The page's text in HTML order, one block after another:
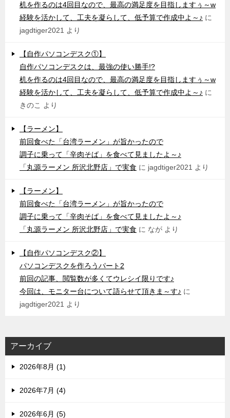
机を作るのは4回目なので、最高の満足度を目指しますぅ～w
経験を活かして、工夫を凝らして、低予算で作成中よ～♪ に
jagdtiger2021 より
【自作パソコンデスク①】
自作パソコンデスクは、最強の使い勝手!?
机を作るのは4回目なので、最高の満足度を目指しますぅ～w
経験を活かして、工夫を凝らして、低予算で作成中よ～♪ に
きのこ より
【ラーメン】
前回食べた「台湾ラーメン」が旨かったので
調子に乗って「辛肉そば」を食べて見ましたよ～♪
「丸源ラーメン 所沢北野店」で実食 に jagdtiger2021 より
【ラーメン】
前回食べた「台湾ラーメン」が旨かったので
調子に乗って「辛肉そば」を食べて見ましたよ～♪
「丸源ラーメン 所沢北野店」で実食 に なが より
【自作パソコンデスク②】
パソコンデスクを作ろうパート2
前回の記事、閲覧数が多くてウレシイ限りです♪
今回は、モニター台について語らせて頂きま～す♪ に
jagdtiger2021 より
アーカイブ
2026年8月 (1)
2026年7月 (4)
2026年6月 (5)